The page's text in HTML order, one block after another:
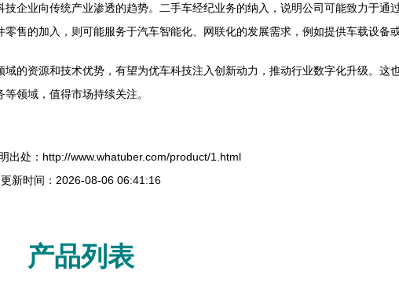
企业向传统产业渗透的趋势。二手车经纪业务的纳入，说明公司可能致力于通
售的加入，则可能服务于汽车智能化、网联化的发展需求，例如提供车载设备
的资源和技术优势，有望为优车科技注入创新动力，推动行业数字化升级。这
领域，值得市场持续关注。
出处：http://www.whatuber.com/product/1.html
更新时间：2026-08-06 06:41:16
产品列表